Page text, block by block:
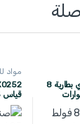
TMGLI0801 - جلخ محوري بطارية 8
مواد
ماركة TOTAL